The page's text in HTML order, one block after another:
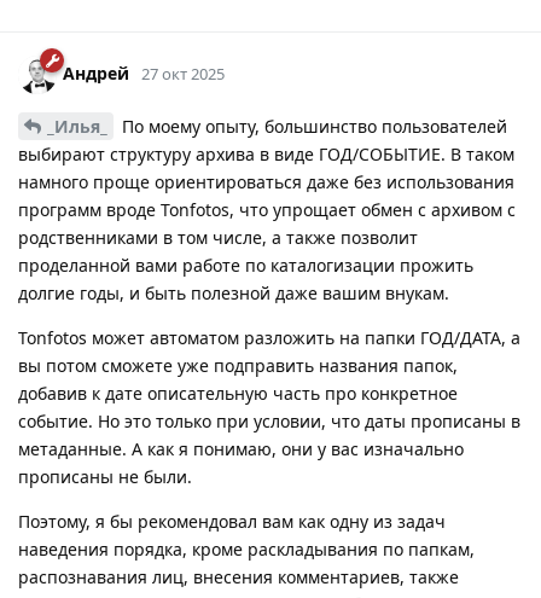
Андрей 27 окт 2025
_Илья_
По моему опыту, большинство пользователей
выбирают структуру архива в виде ГОД/СОБЫТИЕ. В таком
намного проще ориентироваться даже без использования
программ вроде Tonfotos, что упрощает обмен с архивом с
родственниками в том числе, а также позволит
проделанной вами работе по каталогизации прожить
долгие годы, и быть полезной даже вашим внукам.
Tonfotos может автоматом разложить на папки ГОД/ДАТА, а
вы потом сможете уже подправить названия папок,
добавив к дате описательную часть про конкретное
событие. Но это только при условии, что даты прописаны в
метаданные. А как я понимаю, они у вас изначально
прописаны не были.
Поэтому, я бы рекомендовал вам как одну из задач
наведения порядка, кроме раскладывания по папкам,
распознавания лиц, внесения комментариев, также